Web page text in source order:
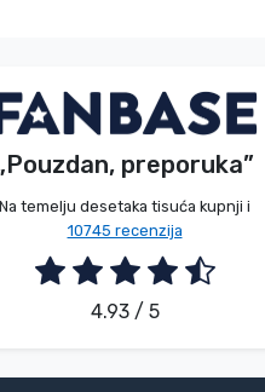
preporuka”
Na temelju desetaka tisuća kupnji i
10745 recenzija
4.93 / 5
Bez imena
2026. 08. 08.